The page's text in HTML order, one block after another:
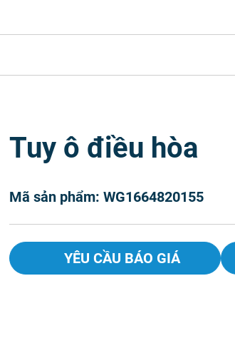
Tuy ô điều hòa
Mã sản phẩm: WG1664820155
YÊU CẦU BÁO GIÁ